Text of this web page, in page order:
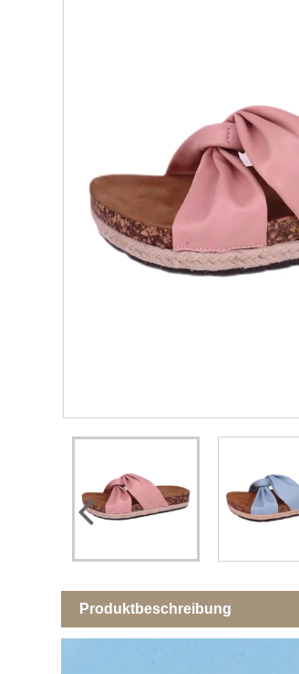
Produktbeschreibung